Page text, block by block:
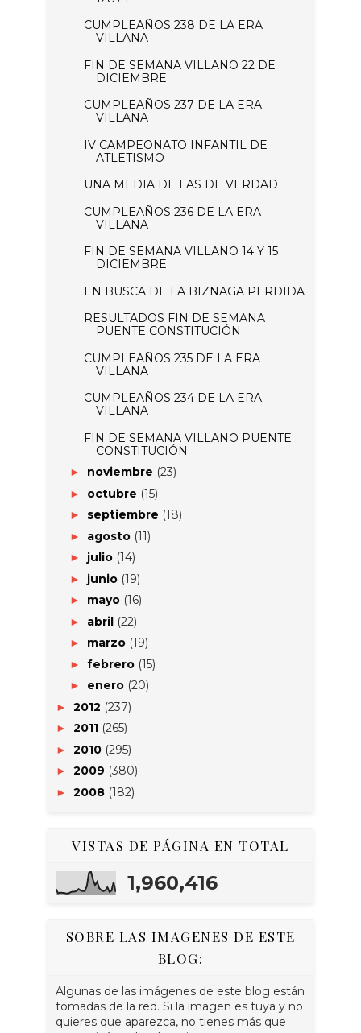
CUMPLEAÑOS 238 DE LA ERA
VILLANA
FIN DE SEMANA VILLANO 22 DE
DICIEMBRE
CUMPLEAÑOS 237 DE LA ERA
VILLANA
IV CAMPEONATO INFANTIL DE
ATLETISMO
UNA MEDIA DE LAS DE VERDAD
CUMPLEAÑOS 236 DE LA ERA
VILLANA
FIN DE SEMANA VILLANO 14 Y 15
DICIEMBRE
EN BUSCA DE LA BIZNAGA PERDIDA
RESULTADOS FIN DE SEMANA
PUENTE CONSTITUCIÓN
CUMPLEAÑOS 235 DE LA ERA
VILLANA
CUMPLEAÑOS 234 DE LA ERA
VILLANA
FIN DE SEMANA VILLANO PUENTE
CONSTITUCIÓN
► noviembre (23)
► octubre (15)
► septiembre (18)
► agosto (11)
► julio (14)
► junio (19)
► mayo (16)
► abril (22)
► marzo (19)
► febrero (15)
► enero (20)
► 2012 (237)
► 2011 (265)
► 2010 (295)
► 2009 (380)
► 2008 (182)
VISTAS DE PÁGINA EN TOTAL
1,960,416
SOBRE LAS IMAGENES DE ESTE
BLOG:
Algunas de las imágenes de este blog están
tomadas de la red. Si la imagen es tuya y no
quieres que aparezca, no tienes más que